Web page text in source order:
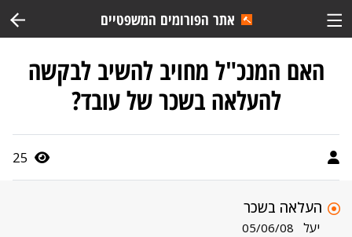
אתר הפורומים המשפטיים
האם המנכ"ל מחויב להשיב לבקשה
להעלאה בשכר של עובד?
25
העלאה בשכר
יעל 05/06/08